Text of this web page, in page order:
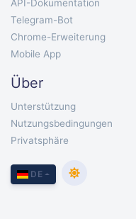
API-Dokumentation
Telegram-Bot
Chrome-Erweiterung
Mobile App
Über
Unterstützung
Nutzungsbedingungen
Privatsphäre
DE